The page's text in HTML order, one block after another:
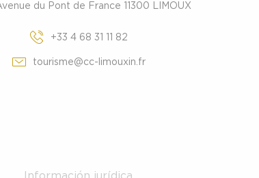
du Pont de France 11300 LIMOUX
+33 4 68 31 11 82
tourisme@cc-limouxin.fr
Información jurídica